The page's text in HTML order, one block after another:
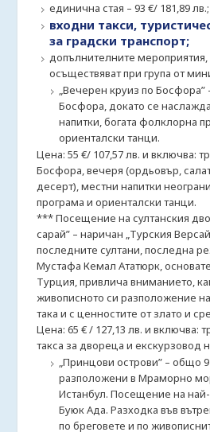
единична стая – 93 €/ 181,89 лв.;
входни такси,
за градски транспорт;
допълнителните мероприятия,
осъществяват при група от
„Вечерен круиз по Босфора”
Босфора, докато се
напитки, богата фолклорна
ориенталски танци.
Цена: 55 €/ 107,57 лв. и включва:
Босфора, вечеря (ордьовър,
десерт), местни напитки
програма и ориенталски танци.
*** Посещение на султанския
сарай” – наричан „Турския
последните султани, последна
Мустафа Кемал Ататюрк,
Турция, привлича вниманието,
живописното си разположение
така и с ценностите от злато и
Цена: 65 € / 127,13 лв. и включва:
такса за двореца и екскурзовод
„Принцови острови” – общо
разположени в Мраморно
Истанбул. Посещение на най-
Буюк Ада. Разходка във
по бреговете и по